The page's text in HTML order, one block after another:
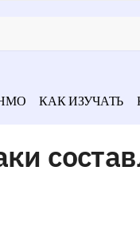
КАК ИЗУЧАТЬ